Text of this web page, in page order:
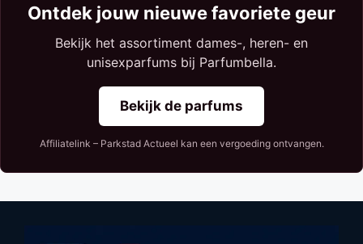
Ontdek jouw nieuwe favoriete geur
Bekijk het assortiment dames-, heren- en
unisexparfums bij Parfumbella.
Bekijk de parfums
Affiliatelink – Parkstad Actueel kan een vergoeding ontvangen.